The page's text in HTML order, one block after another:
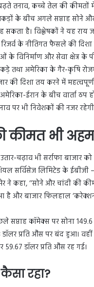
तनाव, कच्चे तेल की कीमतों
के बीच अगले सप्ताह सोने
सकता है। विश्लेषकों ने यह राय
के नीतिगत फैसले की
के विनिर्माण और सेवा क्षेत्र के
तथा अमेरिका के गैर-कृषि
की दिशा तय करने में
ईरान के बीच वार्ता ठप
पर भी निवेशकों की नजर
कीमत भी अहम
चढ़ाव भी सर्राफा बाजार को
सर्विसेज लिमिटेड के ईबीजी –
ने कहा, ‘‘सोने और चांदी की
है और बाजार फिलहाल
सप्ताह कॉमेक्स पर सोना
प्रति औंस पर बंद हुआ। वहीं
59.67 डॉलर प्रति औंस रह गई।
रहा?